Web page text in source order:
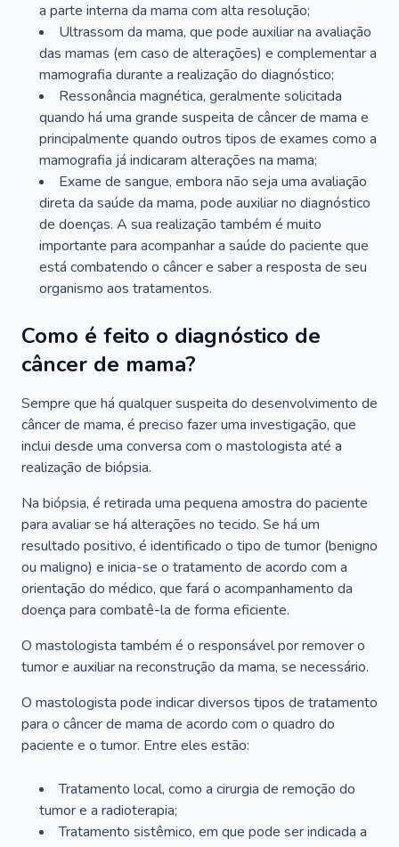
a parte interna da mama com alta resolução;
Ultrassom da mama, que pode auxiliar na avaliação
das mamas (em caso de alterações) e complementar a
mamografia durante a realização do diagnóstico;
Ressonância magnética, geralmente solicitada
quando há uma grande suspeita de câncer de mama e
principalmente quando outros tipos de exames como a
mamografia já indicaram alterações na mama;
Exame de sangue, embora não seja uma avaliação
direta da saúde da mama, pode auxiliar no diagnóstico
de doenças. A sua realização também é muito
importante para acompanhar a saúde do paciente que
está combatendo o câncer e saber a resposta de seu
organismo aos tratamentos.
Como é feito o diagnóstico de
câncer de mama?
Sempre que há qualquer suspeita do desenvolvimento de
câncer de mama, é preciso fazer uma investigação, que
inclui desde uma conversa com o mastologista até a
realização de biópsia.
Na biópsia, é retirada uma pequena amostra do paciente
para avaliar se há alterações no tecido. Se há um
resultado positivo, é identificado o tipo de tumor (benigno
ou maligno) e inicia-se o tratamento de acordo com a
orientação do médico, que fará o acompanhamento da
doença para combatê-la de forma eficiente.
O mastologista também é o responsável por remover o
tumor e auxiliar na reconstrução da mama, se necessário.
O mastologista pode indicar diversos tipos de tratamento
para o câncer de mama de acordo com o quadro do
paciente e o tumor. Entre eles estão:
Tratamento local, como a cirurgia de remoção do
tumor e a radioterapia;
Tratamento sistêmico, em que pode ser indicada a